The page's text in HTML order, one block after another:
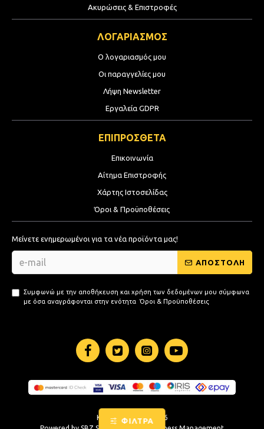
Ακυρώσεις & Επιστροφές
ΛΟΓΑΡΙΑΣΜΟΣ
Ο λογαριασμός μου
Οι παραγγελίες μου
Λήψη Newsletter
Εργαλεία GDPR
ΕΠΙΠΡΟΣΘΕΤΑ
Επικοινωνία
Αίτημα Επιστροφής
Χάρτης Ιστοσελίδας
Όροι & Προϋποθέσεις
Μείνετε ενημερωμένοι για τα νέα προϊόντα μας!
ΑΠΟΣΤΟΛΗ
Συμφωνώ με την αποθήκευση και χρήση των δεδομένων μου σύμφωνα
με όσα αναγράφονται στην ενότητα Όροι & Προϋποθέσεις
KB-STORE.GR © 2026
ΦΙΛΤΡΑ